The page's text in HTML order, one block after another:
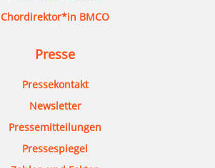
Chordirektor*in BMCO
Presse
Pressekontakt
Newsletter
Pressemitteilungen
Pressespiegel